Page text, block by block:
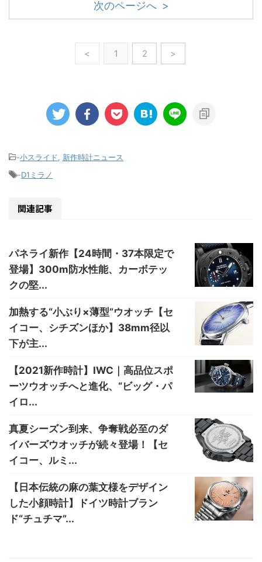
次のページへ >
< 1 2 >
-小スライド
新作時計ニュース
-D1ミラノ
関連記事
パネライ新作【24時間・37本限定で
登場】300m防水性能、カーボテッ
クの堅...
加熱する“小ぶり×薄型”ウオッチ【セ
イコー、シチズンほか】38mm径以
下が主...
【2021新作時計】IWC｜高品位スポ
ーツウオッチへと進化、“ビッグ・パ
イロ...
真夏シーズン到来、争奪戦必至のダ
イバーズウオッチが続々登場！【セ
イコー、ルミ...
【日本伝統の麻の葉文様をデザイン
した小顔時計】ドイツ時計ブラン
ド“チュチマ”...